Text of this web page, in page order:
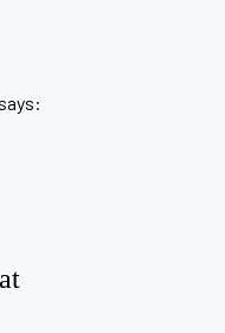
says: